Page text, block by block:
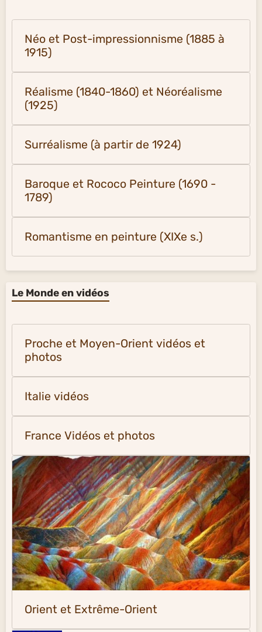
Néo et Post-impressionnisme (1885 à
1915)
Réalisme (1840-1860) et Néoréalisme
(1925)
Surréalisme (à partir de 1924)
Baroque et Rococo Peinture (1690 -
1789)
Romantisme en peinture (XIXe s.)
Le Monde en vidéos
Proche et Moyen-Orient vidéos et
photos
Italie vidéos
France Vidéos et photos
Orient et Extrême-Orient